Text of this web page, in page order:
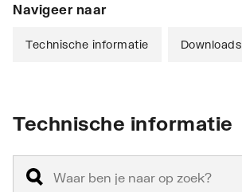
Navigeer naar
Technische informatie Downloads
Technische informatie